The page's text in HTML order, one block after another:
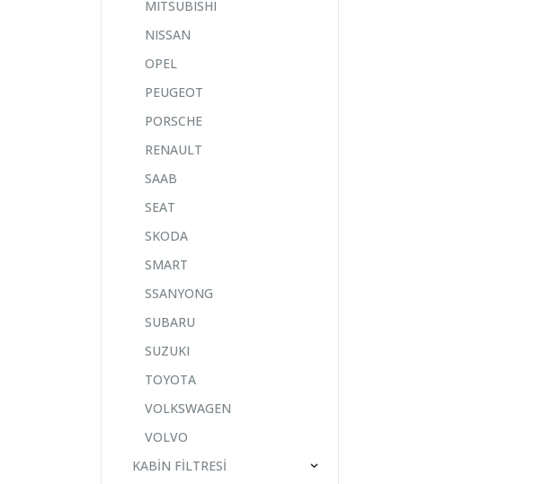
MITSUBISHI
NISSAN
OPEL
PEUGEOT
PORSCHE
RENAULT
SAAB
SEAT
SKODA
SMART
SSANYONG
SUBARU
SUZUKI
TOYOTA
VOLKSWAGEN
VOLVO
KABİN FİLTRESİ